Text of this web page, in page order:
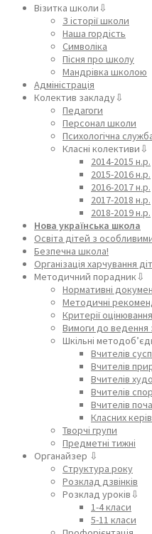
Візитка школи⇩
З історії школи
Наша гордість
Символіка
Пісня про школу
Мандрівка школою
Адміністрація
Колектив закладу⇩
Педагоги
Персонал школи
Психологічна
Класні колективи⇩
2014-2015 н.р.
2015-2016 н.р.
2016-2017 н.р.
2017-2018 н.р.
2018-2019 н.р.
Нова українська школа
Освіта дітей з
Безпечна школа!
Організація харчування
Методичний порадник⇩
Нормативні
Методичні
Критерії оцінювання
Вимоги до ведення
Шкільні
Вчителів
Вчителів
Вчителів
Вчителів
Вчителів
Класних
Творчі групи
Предметні тижні
Органайзер ⇩
Структура року
Розклад дзвінків
Розклад уроків⇩
1-4 класи
5-11 класи